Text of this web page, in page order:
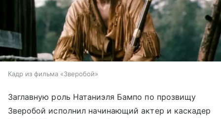
Кадр из фильма «Зверобой»
Заглавную роль Натаниэля Бампо по прозвищу
Зверобой исполнил начинающий актер и каскадер